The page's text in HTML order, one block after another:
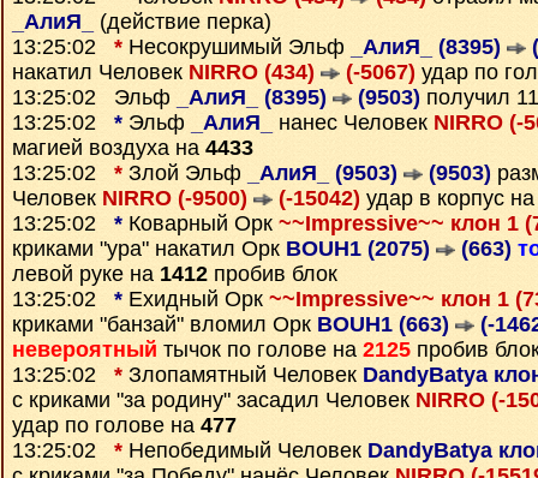
_АлиЯ_
(действие перка)
13:25:02 * Несокрушимый Эльф _АлиЯ_ (8395)
накатил Человек NIRRO (434) (-5067) удар по
13:25:02 Эльф
_АлиЯ_ (8395) (9503) получил
13:25:02 * Эльф _АлиЯ_ нанес Человек NIRRO (-
магией воздуха на 4433
13:25:02 * Злой Эльф _АлиЯ_ (9503) (9503)
Человек NIRRO (-9500) (-15042) удар в корпус
13:25:02 * Коварный Орк ~~Impressive~~ клон 1
криками "ура" накатил Орк BOUH1 (2075) (663)
левой руке на 1412 пробив блок
13:25:02 * Ехидный Орк ~~Impressive~~ клон 1
криками "банзай" вломил Орк BOUH1 (663)
(-
невероятный тычок по голове на 2125 пробив
13:25:02 * Злопамятный Человек DandyBatya
с криками "за родину" засадил Человек NIRRO (-
удар по голове на 477
13:25:02 * Непобедимый Человек DandyBatya